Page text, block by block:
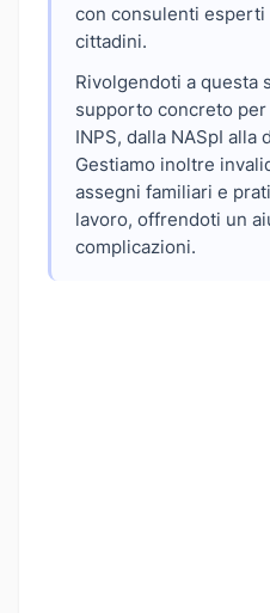
con consulenti
cittadini.
Rivolgendoti a questa
supporto concreto
INPS, dalla NASpI alla
Gestiamo inoltre
assegni familiari e
lavoro, offrendoti un
complicazioni.